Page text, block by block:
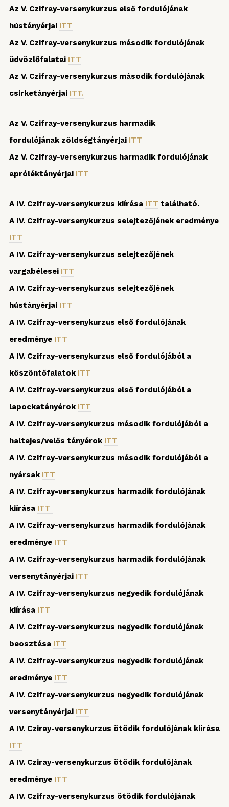
Az V. Czifray-versenykurzus első fordulójának
hústányérjai ITT
Az V. Czifray-versenykurzus második fordulójának
üdvözlőfalatai ITT
Az V. Czifray-versenykurzus második fordulójának
csirketányérjai ITT.
Az V. Czifray-versenykurzus harmadik
fordulójának zöldségtányérjai ITT
Az V. Czifray-versenykurzus harmadik fordulójának
apróléktányérjai ITT
A IV. Czifray-versenykurzus kiírása ITT található.
A IV. Czifray-versenykurzus selejtezőjének eredménye
ITT
A IV. Czifray-versenykurzus selejtezőjének
vargabélesei ITT
A IV. Czifray-versenykurzus selejtezőjének
hústányérjai ITT
A IV. Czifray-versenykurzus első fordulójának
eredménye ITT
A IV. Czifray-versenykurzus első fordulójából a
köszöntőfalatok ITT
A IV. Czifray-versenykurzus első fordulójából a
lapockatányérok ITT
A IV. Czifray-versenykurzus második fordulójából a
haltejes/velős tányérok ITT
A IV. Czifray-versenykurzus második fordulójából a
nyársak ITT
A IV. Czifray-versenykurzus harmadik fordulójának
kiírása ITT
A IV. Czifray-versenykurzus harmadik fordulójának
eredménye ITT
A IV. Czifray-versenykurzus harmadik fordulójának
versenytányérjai ITT
A IV. Czifray-versenykurzus negyedik fordulójának
kiírása ITT
A IV. Czifray-versenykurzus negyedik fordulójának
beosztása ITT
A IV. Czifray-versenykurzus negyedik fordulójának
eredménye ITT
A IV. Czifray-versenykurzus negyedik fordulójának
versenytányérjai ITT
A IV. Cziray-versenykurzus ötödik fordulójának kiírása
ITT
A IV. Cziray-versenykurzus ötödik fordulójának
eredménye ITT
A IV. Czifray-versenykurzus ötödik fordulójának